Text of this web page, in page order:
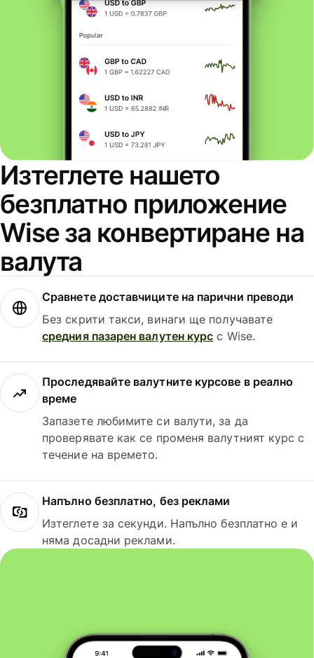
Изтеглете нашето
безплатно приложение
Wise за конвертиране на
валута
Сравнете доставчиците на парични преводи
Без скрити такси, винаги ще получавате
средния пазарен валутен курс с Wise.
Проследявайте валутните курсове в реално
време
Запазете любимите си валути, за да
проверявате как се променя валутният курс с
течение на времето.
Напълно безплатно, без реклами
Изтеглете за секунди. Напълно безплатно е и
няма досадни реклами.